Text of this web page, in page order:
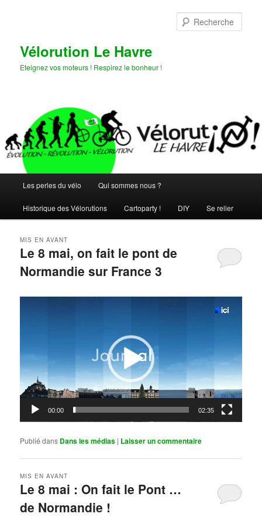
Vélorution Le Havre
Eteignez vos moteurs ! Respirez le bonheur !
principal
Les perles du vélo Qui sommes nous ?
Historique des Vélorutions Cartoparty ! DIY Se relier
Le 8 mai, on fait le pont de
Normandie sur France 3
MIS EN AVANT
00:00 02:35
Publié dans Dans les médias | Laisser un commentaire
Le 8 mai : On fait le Pont …
de Normandie !
MIS EN AVANT